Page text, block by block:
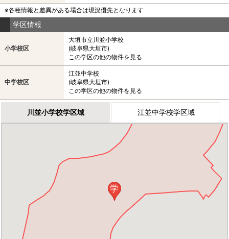
※各種情報と差異がある場合は現況優先となります
学区情報
小学校区
大垣市立川並小学校
(岐阜県大垣市)
この学区の他の物件を見る
中学校区
江並中学校
(岐阜県大垣市)
この学区の他の物件を見る
川並小学校学区域 江並中学校学区域
学